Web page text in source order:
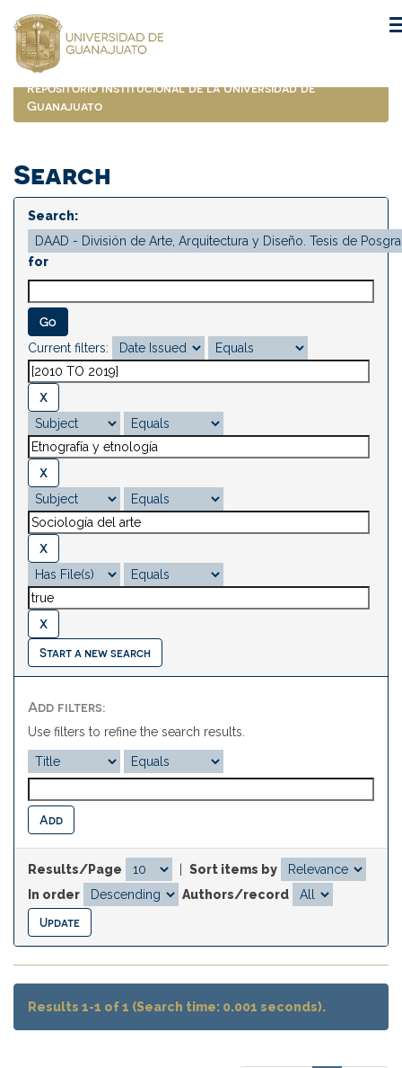
navigation
Repositorio Institucional de la Universidad de
Guanajuato
Search
Search:
for
Current filters:
Start a new search
Add filters:
Use filters to refine the search results.
Results/Page
Sort items by
In order
Authors/record
Results 1-1 of 1 (Search time: 0.001 seconds).